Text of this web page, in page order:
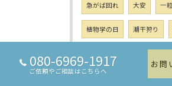
急がば回れ 大安 一
植物学の日 潮干狩り
藤原市三郎
080-6969-1917
ご依頼やご相談はこちらへ
お問